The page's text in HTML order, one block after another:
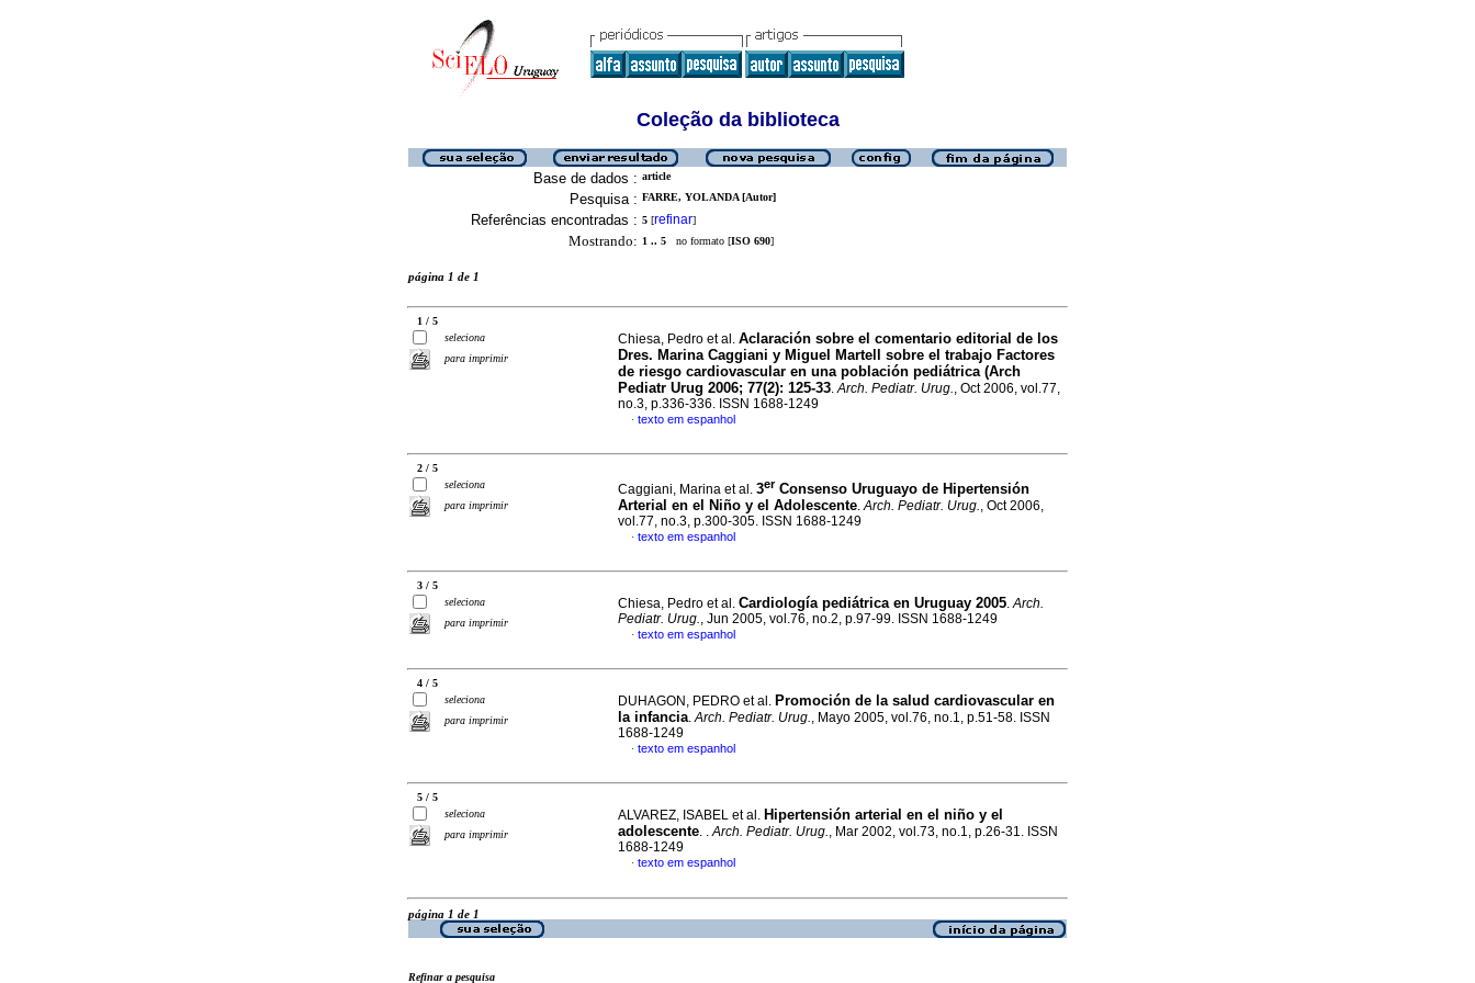
Coleção da biblioteca
Base de dados : article
Pesquisa : FARRE, YOLANDA [Autor]
Referências encontradas : 5 [refinar]
Mostrando: 1 .. 5 no formato [ISO 690]
página 1 de 1
1 / 5
seleciona
para imprimir
Chiesa, Pedro et al. Aclaración sobre el comentario editorial de los
Dres. Marina Caggiani y Miguel Martell sobre el trabajo Factores
de riesgo cardiovascular en una población pediátrica (Arch
Pediatr Urug 2006; 77(2): 125-33.Arch. Pediatr. Urug., Oct 2006, vol.77,
no.3, p.336-336. ISSN 1688-1249
· texto em espanhol
2 / 5
seleciona
para imprimir
Caggiani, Marina et al. 3er Consenso Uruguayo de Hipertensión
Arterial en el Niño y el Adolescente.Arch. Pediatr. Urug., Oct 2006,
vol.77, no.3, p.300-305. ISSN 1688-1249
· texto em espanhol
3 / 5
seleciona
para imprimir
Chiesa, Pedro et al. Cardiología pediátrica en Uruguay 2005.Arch.
Pediatr. Urug., Jun 2005, vol.76, no.2, p.97-99. ISSN 1688-1249
· texto em espanhol
4 / 5
seleciona
para imprimir
DUHAGON, PEDRO et al. Promoción de la salud cardiovascular en
la infancia.Arch. Pediatr. Urug., Mayo 2005, vol.76, no.1, p.51-58. ISSN
1688-1249
· texto em espanhol
5 / 5
seleciona
para imprimir
ALVAREZ, ISABEL et al. Hipertensión arterial en el niño y el
adolescente. .Arch. Pediatr. Urug., Mar 2002, vol.73, no.1, p.26-31. ISSN
1688-1249
· texto em espanhol
página 1 de 1
Refinar a pesquisa